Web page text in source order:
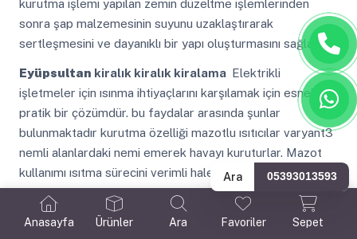
Anasayfa Ürünler Ara Favoriler Sepet
kurutma işlemi yapılan zemin düzeltme işlemlerinden
sonra şap malzemesinin suyunu uzaklaştırarak
sertleşmesini ve dayanıklı bir yapı oluşturmasını sağlar.
Eyüpsultan kiralık kiralık kiralama Elektrikli
işletmeler için ısınma ihtiyaçlarını karşılamak için esnek ve
pratik bir çözümdür. bu faydalar arasında şunlar
bulunmaktadır kurutma özelliği mazotlu ısıtıcılar varyant3
nemli alanlardaki nemi emerek havayı kuruturlar. Mazot
kullanımı ısıtma sürecini verimli hale getirir ve enerji
tasarrufu sağlar.
Eyüpsultan
kiralık şap kurutma cihazı kiralama
Ara 05393013593